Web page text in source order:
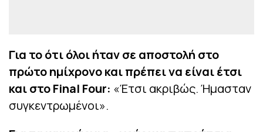
Για το ότι όλοι ήταν σε αποστολή στο
πρώτο ημίχρονο και πρέπει να είναι έτσι
και στο Final Four: «Έτσι ακριβώς. Ήμασταν
συγκεντρωμένοι».